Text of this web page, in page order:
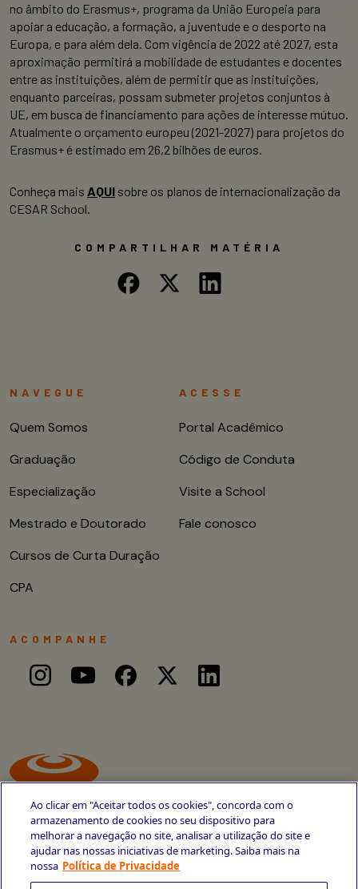
no âmbito do Erasmus+, programa da União Europeia para
apoiar a educação, a formação, a juventude e o desporto na
Europa, e para além dela. Com vigência de 2022 até 2027, esta
aproximação permitirá a mobilidade de estudantes e docentes
entre as instituições, além de permitir que as instituições,
enquanto parceiras, possam submeter projetos conjuntos à
UE, em busca de financiamento para ações de interesse mútuo.
Atualmente o orçamento europeu (2021-2027) para projetos do
Erasmus+ é estimado em 26,2 bilhões de euros.
Conheça mais AQUI sobre os planos de internacionalização da
CESAR School.
COMPARTILHAR MATÉRIA
Avenida Cais do Apolo, 77
NAVEGUE
Quem Somos
Graduação
Especialização
Mestrado e Doutorado
Cursos de Curta Duração
CPA
ACESSE
Portal Acadêmico
Código de Conduta
Visite a School
Fale conosco
ACOMPANHE
Ao clicar em "Aceitar todos os cookies", concorda com o
armazenamento de cookies no seu dispositivo para
melhorar a navegação no site, analisar a utilização do site e
ajudar nas nossas iniciativas de marketing. Saiba mais na
nossa Política de Privacidade